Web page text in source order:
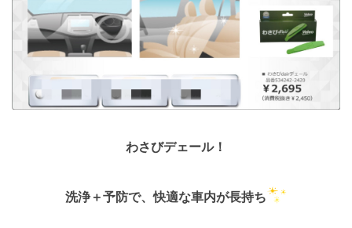
わさびデェール！
洗浄＋予防で、快適な車内が長持ち